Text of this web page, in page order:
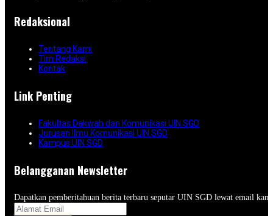
Redaksional
Tentang Kami
Tim Redaksi
Kontak
Link Penting
Fakultas Dakwah dan Komunikasi UIN SGD
Jurusan Ilmu Komunikasi UIN SGD
Kampus UIN SGD
Belangganan Newsletter
Dapatkan pemberitahuan berita terbaru seputar UIN SGD lewat email